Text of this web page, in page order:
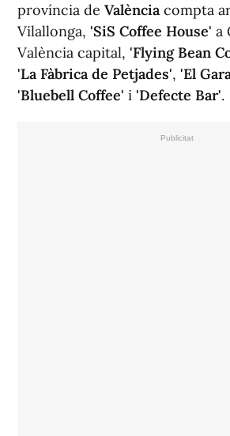
província de València compta
Vilallonga, 'SiS Coffee House' a
València capital, 'Flying Bean
'La Fàbrica de Petjades', 'El
'Bluebell Coffee' i 'Defecte Bar'.